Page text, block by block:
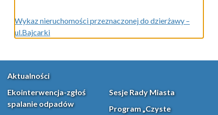
Wykaz nieruchomości przeznaczonej do dzierżawy –
ul.Bajcarki
Aktualności
Ekointerwencja-zgłoś
spalanie odpadów
Sesje Rady Miasta
Program „Czyste